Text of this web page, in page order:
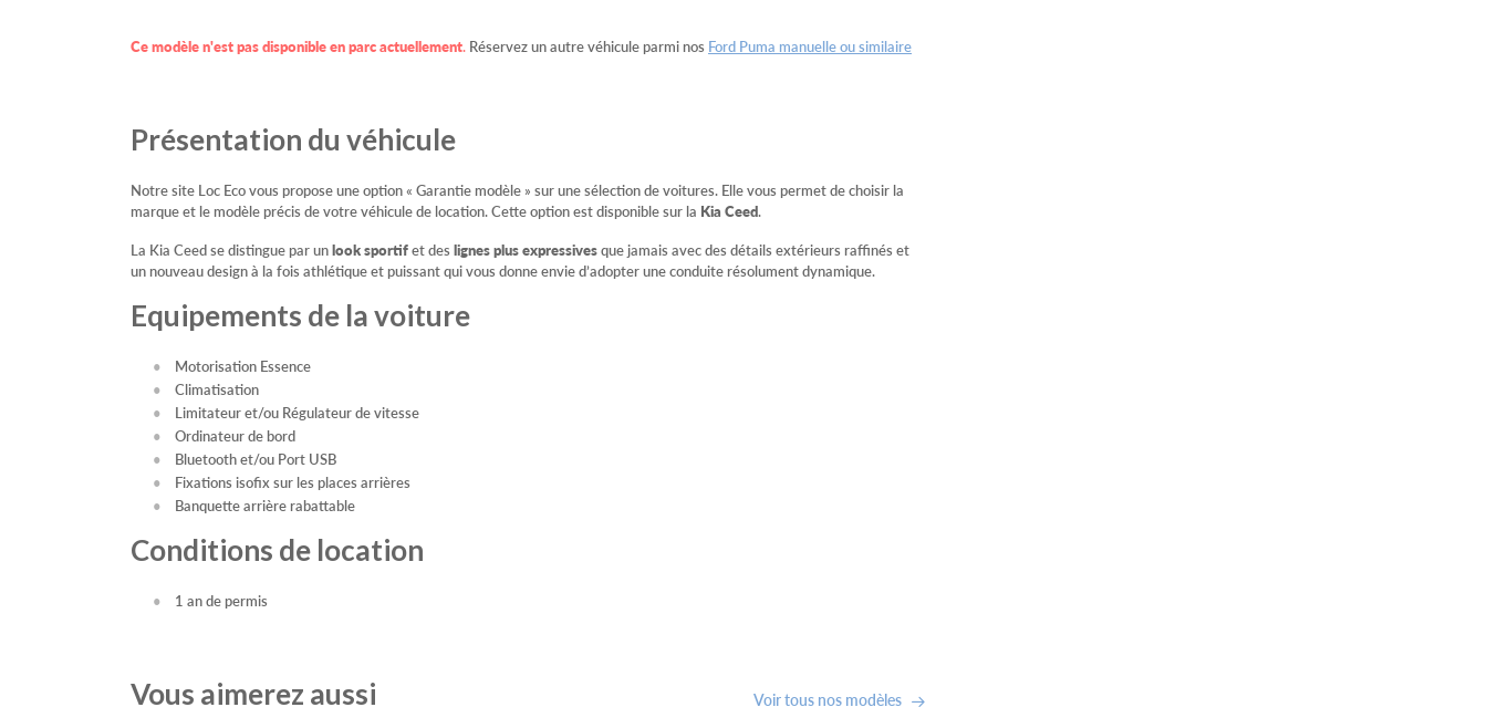
Ce modèle n'est pas disponible en parc actuellement. Réservez un autre véhicule parmi nos Ford Puma manuelle ou similaire
Présentation du véhicule
Notre site Loc Eco vous propose une option « Garantie modèle » sur une sélection de voitures. Elle vous permet de choisir la
marque et le modèle précis de votre véhicule de location. Cette option est disponible sur la Kia Ceed.
La Kia Ceed se distingue par unlook sportifet des lignes plus expressivesque jamais avec des détails extérieurs raffinés et
un nouveau design à la fois athlétique et puissant qui vous donne envie d’adopter une conduite résolument dynamique.
Equipements de la voiture
Motorisation Essence
Climatisation
Limitateur et/ou Régulateur de vitesse
Ordinateur de bord
Bluetooth et/ou Port USB
Fixations isofix sur les places arrières
Banquette arrière rabattable
Conditions de location
1 an de permis
Vous aimerez aussi Voir tous nos modèles